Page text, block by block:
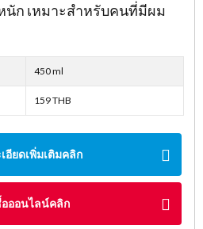
ก เหมาะสำหรับคนที่มีผม
450 ml
159 THB
อียดเพิ่มเติมคลิก
ออนไลน์คลิก